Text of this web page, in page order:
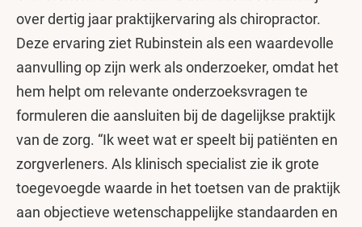
over dertig jaar praktijkervaring als chiropractor.
Deze ervaring ziet Rubinstein als een waardevolle
aanvulling op zijn werk als onderzoeker, omdat het
hem helpt om relevante onderzoeksvragen te
formuleren die aansluiten bij de dagelijkse praktijk
van de zorg. “Ik weet wat er speelt bij patiënten en
zorgverleners. Als klinisch specialist zie ik grote
toegevoegde waarde in het toetsen van de praktijk
aan objectieve wetenschappelijke standaarden en